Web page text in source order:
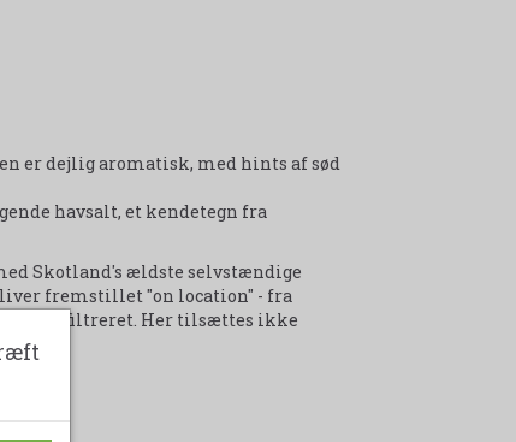
er dejlig aromatisk, med hints af sød
havsalt, et kendetegn fra
Skotland's ældste selvstændige
fremstillet "on location" - fra
kølefiltreret. Her tilsættes ikke